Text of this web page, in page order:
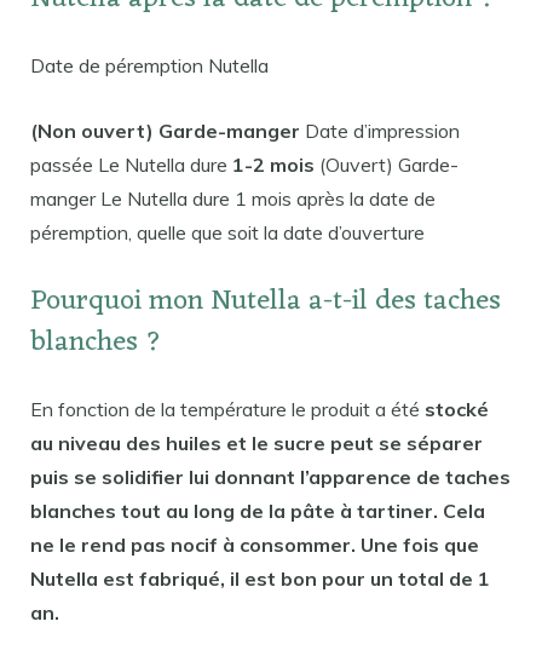
Date de péremption Nutella
(Non ouvert) Garde-manger Date d’impression
passée Le Nutella dure 1-2 mois (Ouvert) Garde-
manger Le Nutella dure 1 mois après la date de
péremption, quelle que soit la date d’ouverture
Pourquoi mon Nutella a-t-il des taches
blanches ?
En fonction de la température le produit a été stocké
au niveau des huiles et le sucre peut se séparer
puis se solidifier lui donnant l’apparence de taches
blanches tout au long de la pâte à tartiner. Cela
ne le rend pas nocif à consommer. Une fois que
Nutella est fabriqué, il est bon pour un total de 1
an.